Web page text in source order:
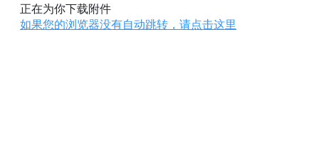
正在为你下载附件
如果您的浏览器没有自动跳转，请点击这里